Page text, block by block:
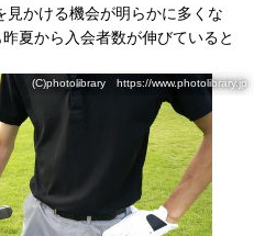
かける機会が明らかに多くな
夏から入会者数が伸びていると
(C)photolibrary https://www.photolibrary.jp